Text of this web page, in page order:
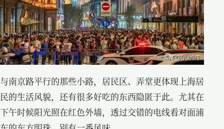
与南京路平行的那些小路，居民区、弄堂更体现上海居
民的生活风貌，还有很多好吃的东西隐匿于此。尤其在
下午时候阳光照在红色外墙，透过交错的电线看对面浦